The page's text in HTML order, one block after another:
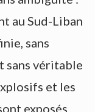
au Sud-Liban
sans
sans véritable
et les
exposés